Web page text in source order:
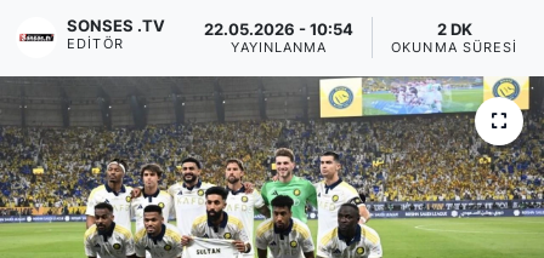
SONSES .TV
EDITÖR
22.05.2026 - 10:54
YAYINLANMA
2 DK
OKUNMA SÜRESI
MAGAZİN
SAĞLIK
Siyaset
YEREL HABER
Son Dakika Haberleri
Haber Arşivi